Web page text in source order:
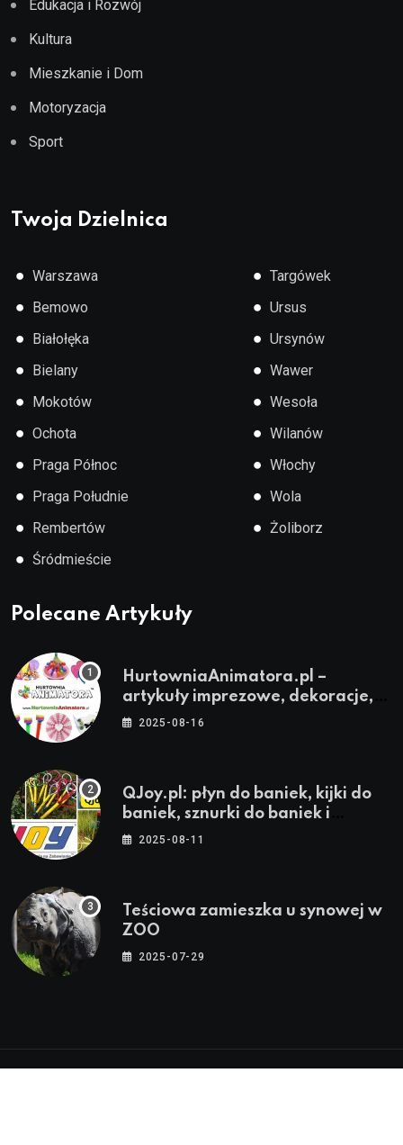
Edukacja i Rozwój
Kultura
Mieszkanie i Dom
Motoryzacja
Sport
Twoja Dzielnica
● Warszawa
● Bemowo
● Białołęka
● Bielany
● Mokotów
● Ochota
● Praga Północ
● Praga Południe
● Rembertów
● Śródmieście
● Targówek
● Ursus
● Ursynów
● Wawer
● Wesoła
● Wilanów
● Włochy
● Wola
● Żoliborz
Polecane Artykuły
HurtowniaAnimatora.pl –
artykuły imprezowe, dekoracje,
stroje i akcesoria dla animatorów
2025-08-16
QJoy.pl: płyn do baniek, kijki do
baniek, sznurki do baniek i
zestawy do baniek
2025-08-11
Teściowa zamieszka u synowej w
ZOO
2025-07-29